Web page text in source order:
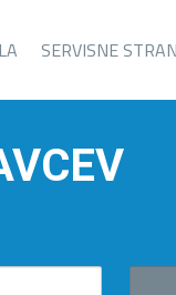
SERVISNE